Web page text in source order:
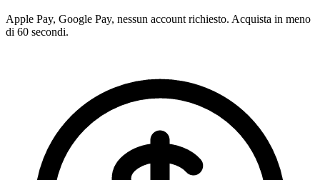
Apple Pay, Google Pay, nessun account richiesto. Acquista in meno
di 60 secondi.